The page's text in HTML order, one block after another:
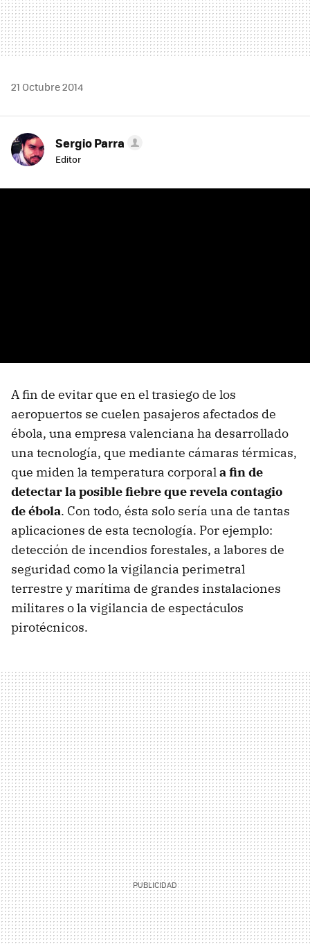
21 Octubre 2014
Sergio Parra
Editor
A fin de evitar que en el trasiego de los
aeropuertos se cuelen pasajeros afectados de
ébola, una empresa valenciana ha desarrollado
una tecnología, que mediante cámaras térmicas,
que miden la temperatura corporala fin de
detectar la posible fiebre que revela contagio
de ébola. Con todo, ésta solo sería una de tantas
aplicaciones de esta tecnología. Por ejemplo:
detección de incendios forestales, a labores de
seguridad como la vigilancia perimetral
terrestre y marítima de grandes instalaciones
militares o la vigilancia de espectáculos
pirotécnicos.